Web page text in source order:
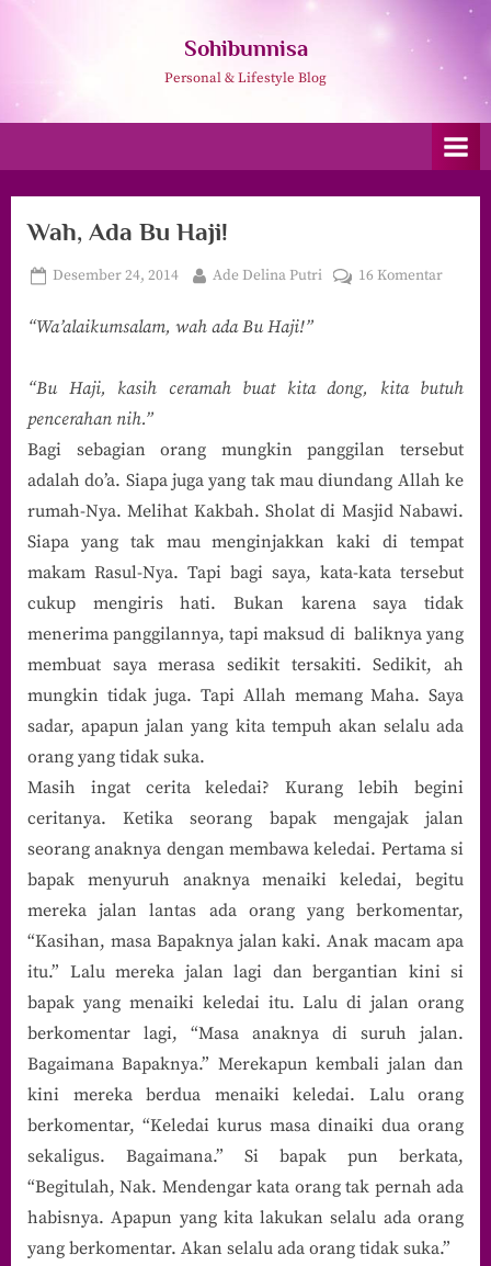
Sohibunnisa
Personal & Lifestyle Blog
Wah, Ada Bu Haji!
Posted
Desember 24, 2014 By
Ade Delina Putri 16 Komentarpada
“Wa’alaikumsalam, wah ada Bu Haji!”
“Bu Haji, kasih ceramah buat kita dong, kita butuh
pencerahan nih.”
Bagi sebagian orang mungkin panggilan tersebut
adalah do’a. Siapa juga yang tak mau diundang Allah ke
rumah-Nya. Melihat Kakbah. Sholat di Masjid Nabawi.
Siapa yang tak mau menginjakkan kaki di tempat
makam Rasul-Nya. Tapi bagi saya, kata-kata tersebut
cukup mengiris hati. Bukan karena saya tidak
menerima panggilannya, tapi maksud di baliknya yang
membuat saya merasa sedikit tersakiti. Sedikit, ah
mungkin tidak juga. Tapi Allah memang Maha. Saya
sadar, apapun jalan yang kita tempuh akan selalu ada
orang yang tidak suka.
Masih ingat cerita keledai? Kurang lebih begini
ceritanya. Ketika seorang bapak mengajak jalan
seorang anaknya dengan membawa keledai. Pertama si
bapak menyuruh anaknya menaiki keledai, begitu
mereka jalan lantas ada orang yang berkomentar,
“Kasihan, masa Bapaknya jalan kaki. Anak macam apa
itu.” Lalu mereka jalan lagi dan bergantian kini si
bapak yang menaiki keledai itu. Lalu di jalan orang
berkomentar lagi, “Masa anaknya di suruh jalan.
Bagaimana Bapaknya.” Merekapun kembali jalan dan
kini mereka berdua menaiki keledai. Lalu orang
berkomentar, “Keledai kurus masa dinaiki dua orang
sekaligus. Bagaimana.” Si bapak pun berkata,
“Begitulah, Nak. Mendengar kata orang tak pernah ada
habisnya. Apapun yang kita lakukan selalu ada orang
yang berkomentar. Akan selalu ada orang tidak suka.”